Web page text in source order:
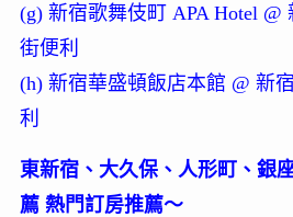
(g) 新宿歌舞伎町 APA Hotel @
街便利
(h) 新宿華盛頓飯店本館 @ 新
利
東新宿、大久保、人形町、銀
薦 熱門訂房推薦～